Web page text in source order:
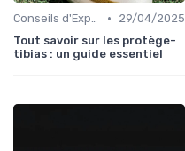
Conseils d'Experts •
29/04/2025
Tout savoir sur les protège-
tibias : un guide essentiel